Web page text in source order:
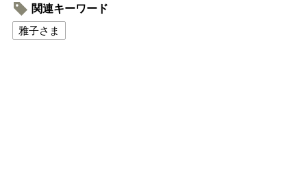
関連キーワード
雅子さま